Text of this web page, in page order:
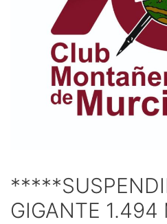
GIGANTE 1.494